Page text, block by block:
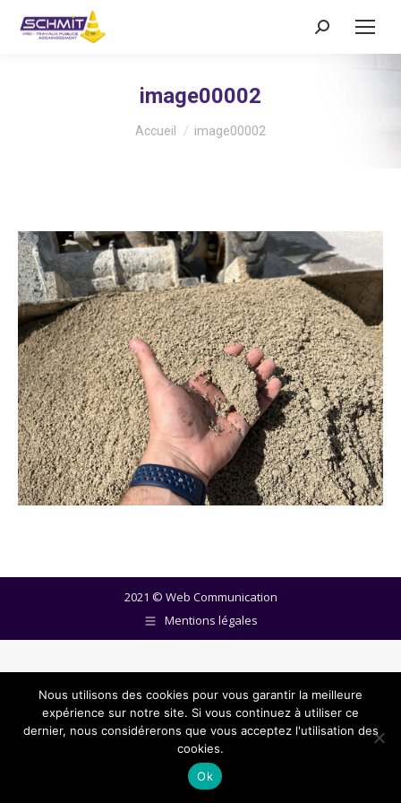
Recherche
image00002
Vous êtes ici :
Accueil image00002
2021 © Web Communication
Mentions légales
Nous utilisons des cookies pour vous garantir la meilleure
expérience sur notre site. Si vous continuez à utiliser ce
dernier, nous considérerons que vous acceptez l'utilisation des
cookies.
Ok